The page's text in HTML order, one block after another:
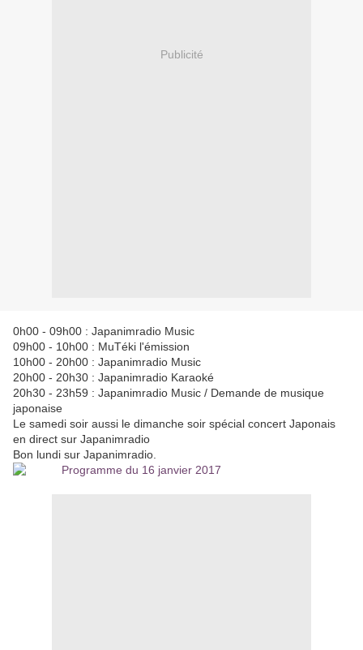
Publicité
0h00 - 09h00 : Japanimradio Music
09h00 - 10h00 : MuTéki l'émission
10h00 - 20h00 : Japanimradio Music
20h00 - 20h30 : Japanimradio Karaoké
20h30 - 23h59 : Japanimradio Music / Demande de musique
japonaise
Le samedi soir aussi le dimanche soir spécial concert Japonais
en direct sur Japanimradio
Bon lundi sur Japanimradio.